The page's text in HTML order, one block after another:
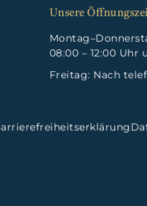
Unsere
08:00 – 12:00 Uhr
Freitag: Nach